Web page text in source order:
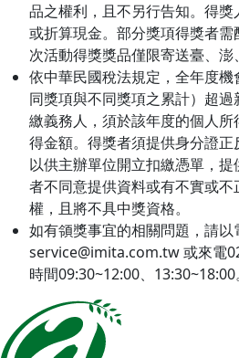
品之權利，且不另行告知。得
或折算現金。部分獎項得獎者
次活動得獎獎品僅限寄送臺、澎
依中華民國稅法規定，全年度
同獎項與不同獎項之累計）超
繳義務人，須於該年度的個人
得金額。得獎者須提供身分證正
以供主辦單位開立扣繳憑單，
者不同意提供資料或有不實或
權，且將不具中獎資格。
如有領獎事宜的相關問題，請
service@imita.com.tw 或來電
時間09:30~12:00、13:30~18:00。